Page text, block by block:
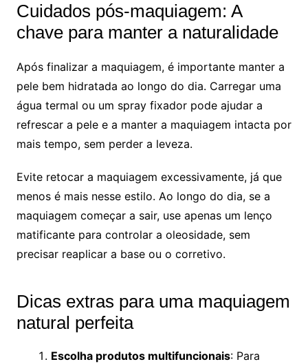
Cuidados pós-maquiagem: A
chave para manter a naturalidade
Após finalizar a maquiagem, é importante manter a
pele bem hidratada ao longo do dia. Carregar uma
água termal ou um spray fixador pode ajudar a
refrescar a pele e a manter a maquiagem intacta por
mais tempo, sem perder a leveza.
Evite retocar a maquiagem excessivamente, já que
menos é mais nesse estilo. Ao longo do dia, se a
maquiagem começar a sair, use apenas um lenço
matificante para controlar a oleosidade, sem
precisar reaplicar a base ou o corretivo.
Dicas extras para uma maquiagem
natural perfeita
Escolha produtos multifuncionais: Para